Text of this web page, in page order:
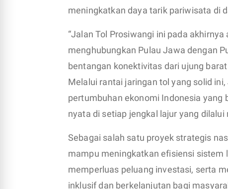
meningkatkan daya tarik pariwisata di
“Jalan Tol Prosiwangi ini pada
menghubungkan Pulau Jawa dengan
bentangan konektivitas dari ujung
Melalui rantai jaringan tol yang solid
pertumbuhan ekonomi Indonesia
nyata di setiap jengkal lajur yang dilalui
Sebagai salah satu proyek strategis
mampu meningkatkan efisiensi sistem
memperluas peluang investasi, serta
inklusif dan berkelanjutan bagi